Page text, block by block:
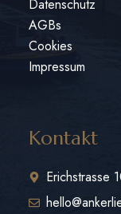
Datenschutz
AGBs
Cookies
Impressum
Kontakt
Erichstrasse